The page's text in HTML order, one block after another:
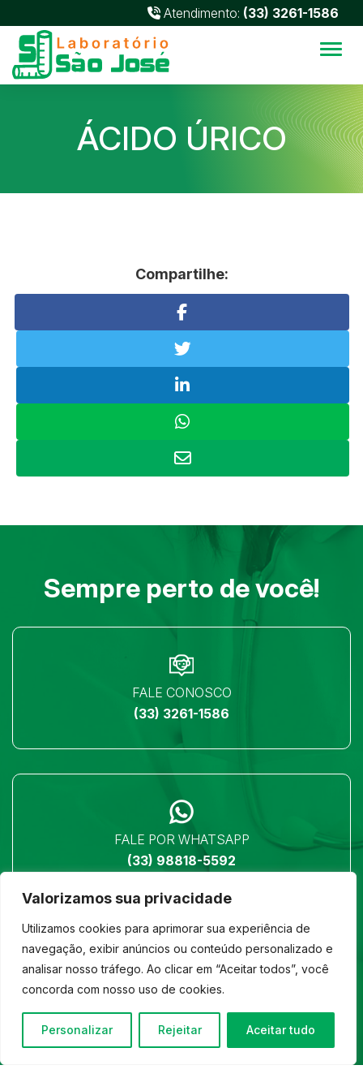
Valorizamos sua privacidade
Utilizamos cookies para aprimorar sua experiência de
navegação, exibir anúncios ou conteúdo personalizado e
analisar nosso tráfego. Ao clicar em “Aceitar todos”, você
concorda com nosso uso de cookies.
Personalizar Rejeitar Aceitar tudo
Atendimento: (33) 3261-1586
ÁCIDO ÚRICO
Compartilhe:
Sempre perto de você!
FALE CONOSCO
(33) 3261-1586
FALE POR WHATSAPP
(33) 98818-5592
LOCALIZAÇÃO